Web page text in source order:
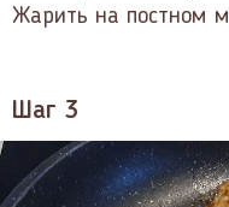
Жарить на постном
Шаг 3